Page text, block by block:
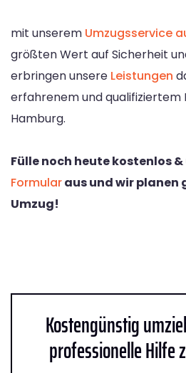
mit unserem Umzugsservice
größten Wert auf Sicherheit
erbringen unsere Leistungen
erfahrenem und qualifiziertem
Hamburg.
Fülle noch heute kostenlos
Formularaus und wir planen
Umzug!
Kostengünstig
professionelle Hilfe